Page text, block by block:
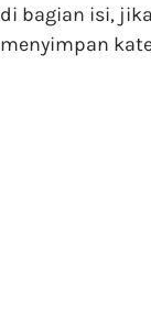
di bagian isi,
menyimpan